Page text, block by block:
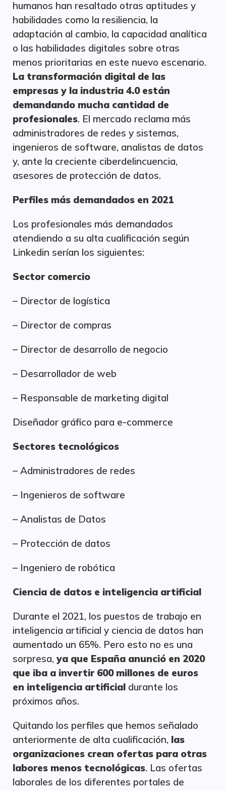
humanos han resaltado otras aptitudes y
habilidades como la resiliencia, la
adaptación al cambio, la capacidad analítica
o las habilidades digitales sobre otras
menos prioritarias en este nuevo escenario.
La transformación digital de las
empresas y la industria 4.0 están
demandando mucha cantidad de
profesionales. El mercado reclama más
administradores de redes y sistemas,
ingenieros de software, analistas de datos
y, ante la creciente ciberdelincuencia,
asesores de protección de datos.
Perfiles más demandados en 2021
Los profesionales más demandados
atendiendo a su alta cualificación según
Linkedin serían los siguientes:
Sector comercio
– Director de logística
– Director de compras
– Director de desarrollo de negocio
– Desarrollador de web
– Responsable de marketing digital
Diseñador gráfico para e-commerce
Sectores tecnológicos
– Administradores de redes
– Ingenieros de software
– Analistas de Datos
– Protección de datos
– Ingeniero de robótica
Ciencia de datos e inteligencia artificial
Durante el 2021, los puestos de trabajo en
inteligencia artificial y ciencia de datos han
aumentado un 65%. Pero esto no es una
sorpresa, ya que España anunció en 2020
que iba a invertir 600 millones de euros
en inteligencia artificial durante los
próximos años.
Quitando los perfiles que hemos señalado
anteriormente de alta cualificación, las
organizaciones crean ofertas para otras
labores menos tecnológicas. Las ofertas
laborales de los diferentes portales de